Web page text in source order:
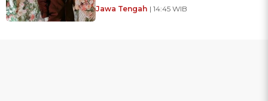
Jawa Tengah | 14:45 WIB